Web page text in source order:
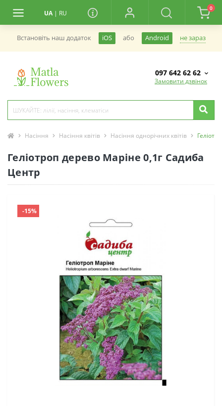
UA | RU
0
Встановiть наш додаток iOS або Android не зараз
097 642 62 62
Замовити дзвінок
Насіння Насіння квітів Насіння однорічних квітів
Геліотроп дерево Маріне 0,1г Садиба
Центр
-15%